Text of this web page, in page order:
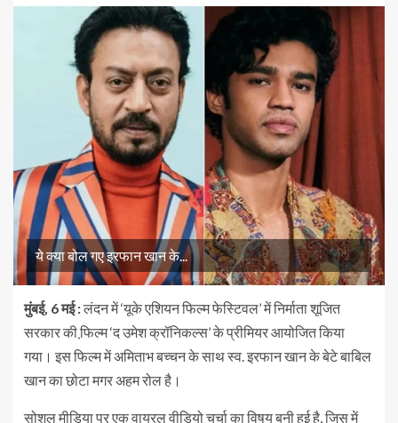
ये क्या बोल गए इरफान खान के...
मुंबई, 6 मई :लंदन में ‘यूके एशियन फिल्म फेस्टिवल’ में निर्माता शूजित
सरकार की फि़ल्म ‘द उमेश क्रॉनिकल्स’ के प्रीमियर आयोजित किया
गया। इस फिल्म में अमिताभ बच्चन के साथ स्व. इरफान खान के बेटे बाबिल
खान का छोटा मगर अहम रोल है।
सोशल मीडिया पर एक वायरल वीडियो चर्चा का विषय बनी हुई है, जिस में